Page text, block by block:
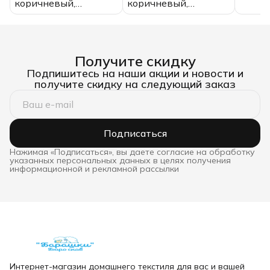
коричневый,
«Кимоно», размер 42,
коричневый,
«Кимоно», размер 46,
Получите скидку
Подпишитесь на наши акции и новости и
получите скидку на следующий заказ
Подписаться
Нажимая «Подписаться», вы даете согласие на обработку
указанных персональных данных в целях получения
информационной и рекламной рассылки
Интернет-магазин домашнего текстиля для вас и вашей